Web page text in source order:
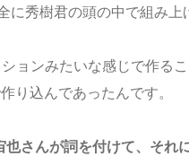
に秀樹君の頭の中で組み上
ョンみたいな感じで作る
り込んであったんです。
さんが詞を付けて、それ